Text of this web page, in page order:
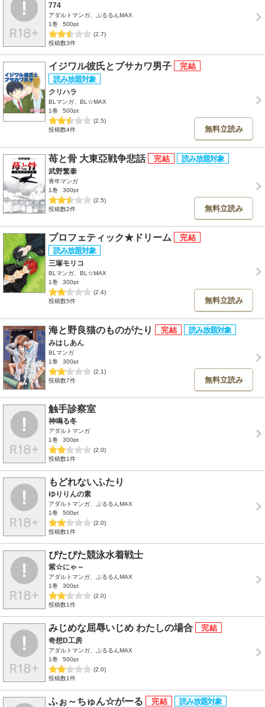
774
アダルトマンガ、ぷるるんMAX
1巻
500pt
(2.7)
投稿数3件
イジワル彼氏とブサカワ男子
クリハラ
BLマンガ、BL☆MAX
1巻
500pt
(2.5)
投稿数4件
無料立読み
苺と骨 大東亞戦争悲話
武野繁泰
青年マンガ
1巻
300pt
(2.5)
投稿数2件
無料立読み
プロフェティック★ドリーム
三塚モリコ
BLマンガ、BL☆MAX
1巻
300pt
(2.4)
投稿数5件
無料立読み
海と野良猫のものがたり
みはしあん
BLマンガ
1巻
300pt
(2.1)
投稿数7件
無料立読み
触手診察室
神鳴る冬
アダルトマンガ
1巻
300pt
(2.0)
投稿数1件
もどれないふたり
ゆりりんの素
アダルトマンガ、ぷるるんMAX
1巻
500pt
(2.0)
投稿数1件
ぴたぴた競泳水着戦士
紫☆にゃ～
アダルトマンガ、ぷるるんMAX
1巻
300pt
(2.0)
投稿数1件
みじめな屈辱いじめ わたしの場合
奇想D工房
アダルトマンガ、ぷるるんMAX
1巻
500pt
(2.0)
投稿数1件
ふぉ～ちゅん☆がーる